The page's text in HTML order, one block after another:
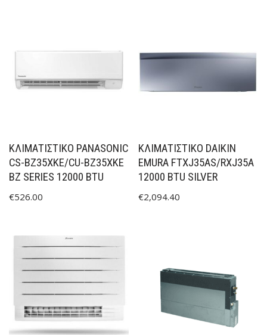
ΚΛΙΜΑΤΙΣΤΙΚΟ PANASONIC
CS-BZ35XKE/CU-BZ35XKE
BZ SERIES 12000 BTU
€526.00
ΚΛΙΜΑΤΙΣΤΙΚΟ DAIKIN
EMURA FTXJ35AS/RXJ35A
12000 BTU SILVER
€2,094.40